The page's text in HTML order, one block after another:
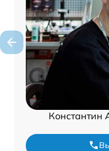
Константин